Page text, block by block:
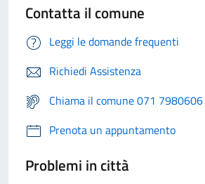
Contatta il comune
Leggi le domande frequenti
Richiedi Assistenza
Chiama il comune 071 7980606
Prenota un appuntamento
Problemi in città